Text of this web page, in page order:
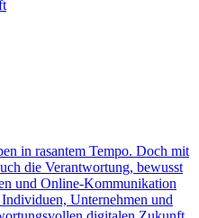
in rasantem Tempo. Doch mit
die Verantwortung, bewusst
und Online-Kommunikation
Unternehmen und